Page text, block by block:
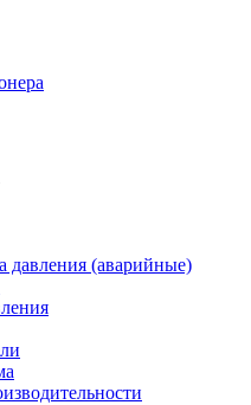
давления (аварийные)